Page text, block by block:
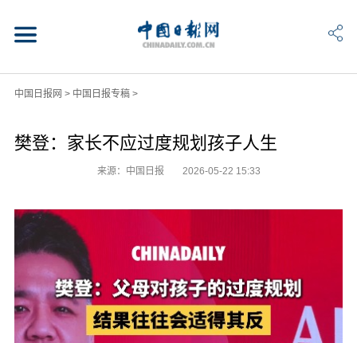
中国日报网 > 中国日报专稿>
樊登：家长不应过度规划孩子人生
来源：中国日报 2026-05-22 15:33